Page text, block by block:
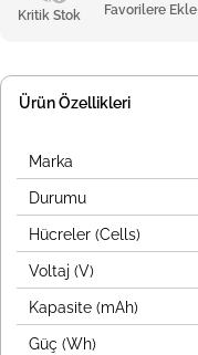
Kritik Stok Favorilere Ekle
Ürün Özellikleri
Marka
Durumu
Hücreler (Cells)
Voltaj (V)
Kapasite (mAh)
Güç (Wh)